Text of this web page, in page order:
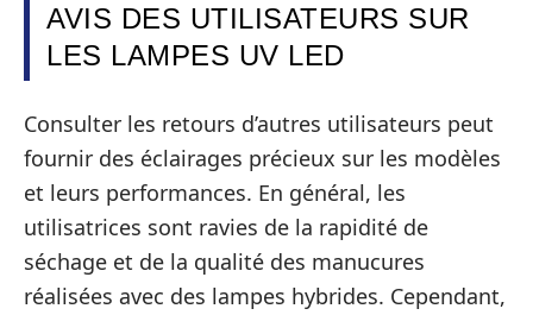
AVIS DES UTILISATEURS SUR
LES LAMPES UV LED
Consulter les retours d’autres utilisateurs peut
fournir des éclairages précieux sur les modèles
et leurs performances. En général, les
utilisatrices sont ravies de la rapidité de
séchage et de la qualité des manucures
réalisées avec des lampes hybrides. Cependant,